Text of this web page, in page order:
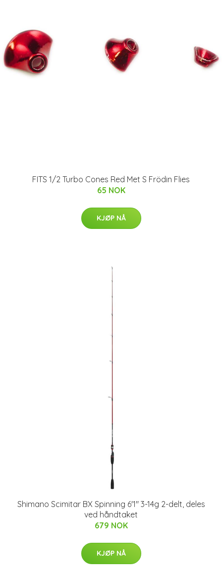
FITS 1/2 Turbo Cones Red Met S Frödin Flies
65 NOK
KJØP NÅ
Shimano Scimitar BX Spinning 6'1" 3-14g 2-delt, deles
ved håndtaket
679 NOK
KJØP NÅ